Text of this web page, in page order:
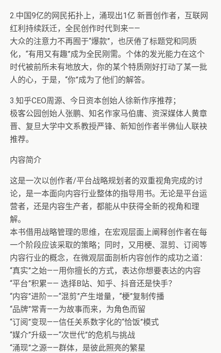
2.中国9亿的网民拓扑上，涌现出1亿 新晋创作者，互联网
红利持续跃迁，全民创作时代到来——
大众的注意力不再囿于“爆款”，也厌倦了标题党和同质
化，“有用又有趣”成为全民刚需。个体的发光能力在这个
时代被前所未有地放大，你的某个特质刚好打动了某一批
人的心，于是，“你”成为了他们的解答。
3.知乎CEO周源、今日资本创始人徐新作序推荐；
极客公园创始人张鹏、知名作家马伯庸、资深媒体人黄章
晋、复旦大学中文系教授严锋、新知创作者半佛仙人联袂
推荐。
内容简介
这是一次以创作者/平台战略规划者的双重视角完成的讨
论，是一本面向内容行业整体的指导用书。无论是平台运
营者，还是内容生产者，都能从中获得全新的视角和理
解。
本书借用战略管理的思维，在宏观层面上阐释创作者在每
一个阶段应该采取的策略；同时，又用梗、混剪、订阅等
内容行业的概念，在微观层面剖析内容创作的成功之道：
“真实”之始——用你擅长的方式，表达你想要表达的内容
“平台”积累—— 选择B站、知乎、抖音还是快手？
“内容”进阶——“混剪”产生增量，“梗”复制传播
“品牌”常青——为故事而来，为角色而留
“订阅”变现——信任关系数字化的“恰饭”模式
“媒介”升级——“次世代”的危机与挑战
“涌现”之源——群体，是彼此照亮的繁星